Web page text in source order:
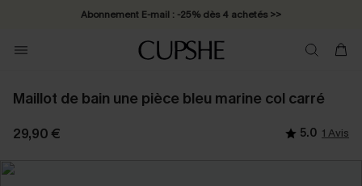
Abonnement E-mail : -25% dès 4 achetés >>
Maillot de bain une pièce bleu marine col carré
29,90 € 5.0 1 Avis